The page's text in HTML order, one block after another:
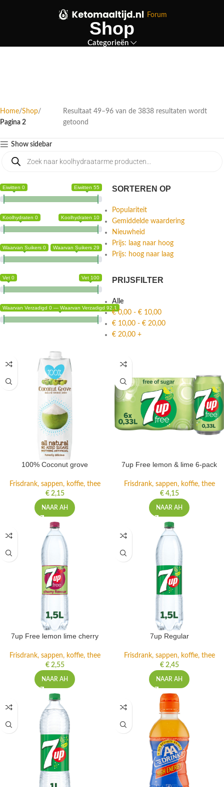
Forum
Shop
Categorieën
Home Shop
Pagina 2
Resultaat 49–96 van de 3838 resultaten wordt
getoond
Show sidebar
Eiwitten 0 Eiwitten 55
Koolhydraten 0 Koolhydraten 10
Waarvan Suikers 0 Waarvan Suikers 29
Vet 0 Vet 100
Waarvan Verzadigd 0 — Waarvan Verzadigd 92.1
SORTEREN OP
Populariteit
Gemiddelde waardering
Nieuwheid
Prijs: laag naar hoog
Prijs: hoog naar laag
PRIJSFILTER
Alle
€0,00 - € 10,00
€ 10,00 - € 20,00
€ 20,00 +
100% Coconut grove
Frisdrank, sappen, koffie, thee
€2,15
NAAR AH
7up Free lemon & lime 6-pack
Frisdrank, sappen, koffie, thee
€4,15
NAAR AH
7up Free lemon lime cherry
Frisdrank, sappen, koffie, thee
€2,55
NAAR AH
7up Regular
Frisdrank, sappen, koffie, thee
€2,45
NAAR AH